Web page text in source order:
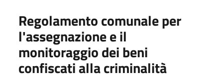
Regolamento comunale per
l'assegnazione e il
monitoraggio dei beni
confiscati alla criminalità